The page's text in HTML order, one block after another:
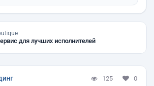
для лучших исполнителей
125 0